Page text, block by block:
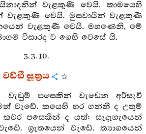
වැළකුණී වෙයි. කාමයෙහි
වැළකුණී වෙයි. මුසවායින් වැළකුණී
වැළකුණී වෙයි. මහණෙනි, මේ
විසාරද ව ගෙහි වෙසේ යි.
3. 3. 10.
වඩ්ඪී සූත්‍රය
වැඩුම් පසෙකින් වැඩෙන අරීසැවි
වැඩේ. කයෙහි හර ගන්නී ද උතුම්
පසෙකින් ද යත්: සැදැහැයෙන්
ශ්‍රැතයෙන් වැඩේ. ත්‍යාගයෙන්